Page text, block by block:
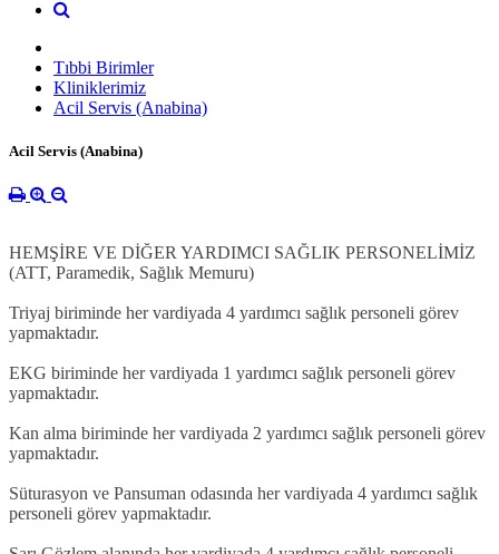
Tıbbi Birimler
Kliniklerimiz
Acil Servis (Anabina)
Acil Servis (Anabina)
HEMŞİRE VE DİĞER YARDIMCI SAĞLIK PERSONELİMİZ
(ATT, Paramedik, Sağlık Memuru)
Triyaj biriminde her vardiyada 4 yardımcı sağlık personeli görev
yapmaktadır.
EKG biriminde her vardiyada 1 yardımcı sağlık personeli görev
yapmaktadır.
Kan alma biriminde her vardiyada 2 yardımcı sağlık personeli görev
yapmaktadır.
Süturasyon ve Pansuman odasında her vardiyada 4 yardımcı sağlık
personeli görev yapmaktadır.